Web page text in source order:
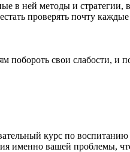
в ней методы и стратегии,
проверять почту
побороть свои слабости, и
курс по
именно вашей проблемы,